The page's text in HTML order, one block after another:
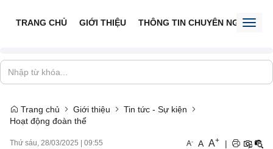
TRANG CHỦ GIỚI THIỆU THÔNG TIN CHUYÊN NGÀNH
Trang chủ Giới thiệu
Tin tức - Sự kiện
Hoạt động đoàn thể
Thứ sáu, 28/03/2025 09:55 A- A A+ |